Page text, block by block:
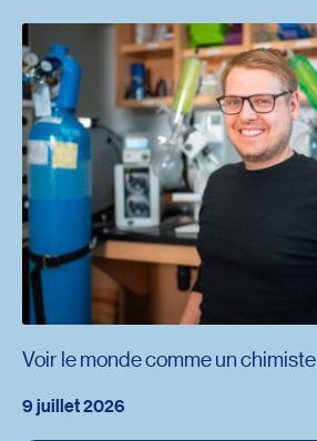
9 juillet 2026
Voir le monde comme un chimiste